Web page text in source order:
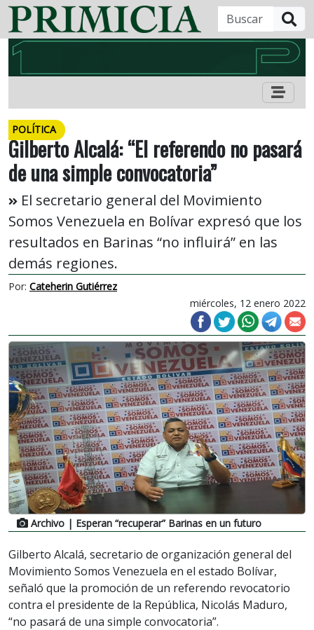
POLÍTICA
Gilberto Alcalá: “El referendo no pasará
de una simple convocatoria”
El secretario general del Movimiento
Somos Venezuela en Bolívar expresó que los
resultados en Barinas “no influirá” en las
demás regiones.
Por: Cateherin Gutiérrez
miércoles, 12 enero 2022
Archivo | Esperan “recuperar” Barinas en un futuro
Gilberto Alcalá, secretario de organización general del
Movimiento Somos Venezuela en el estado Bolívar,
señaló que la promoción de un referendo revocatorio
contra el presidente de la República, Nicolás Maduro,
“no pasará de una simple convocatoria”.